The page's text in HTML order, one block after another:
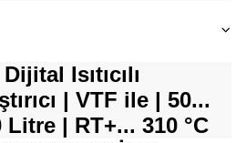
Isıtıcılı
| VTF ile | 50...
Litre | RT+... 310 °C